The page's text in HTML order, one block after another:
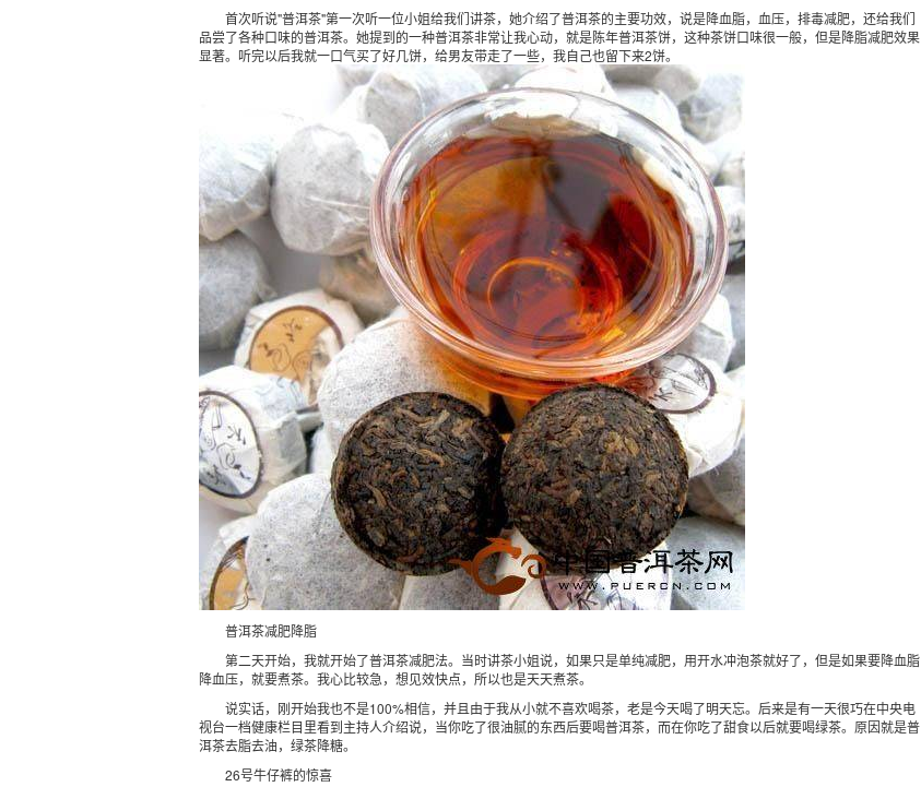
首次听说"普洱茶"第一次听一位小姐给我们讲茶，她介绍了普洱茶的主要功效，说是降血脂，血压，排毒减肥，还给我们
品尝了各种口味的普洱茶。她提到的一种普洱茶非常让我心动，就是陈年普洱茶饼，这种茶饼口味很一般，但是降脂减肥效果
显著。听完以后我就一口气买了好几饼，给男友带走了一些，我自己也留下来2饼。
普洱茶减肥降脂
第二天开始，我就开始了普洱茶减肥法。当时讲茶小姐说，如果只是单纯减肥，用开水冲泡茶就好了，但是如果要降血脂
降血压，就要煮茶。我心比较急，想见效快点，所以也是天天煮茶。
说实话，刚开始我也不是100%相信，并且由于我从小就不喜欢喝茶，老是今天喝了明天忘。后来是有一天很巧在中央电
视台一档健康栏目里看到主持人介绍说，当你吃了很油腻的东西后要喝普洱茶，而在你吃了甜食以后就要喝绿茶。原因就是普
洱茶去脂去油，绿茶降糖。
26号牛仔裤的惊喜